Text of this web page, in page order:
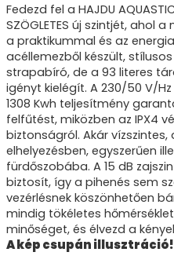
Fedezd fel a HAJDU AQUASTIC
SZÖGLETES új szintjét, ahol
a praktikummal és az
acéllemezből készült,
strapabíró, de a 93 literes
igényt kielégít. A 230/50 V/
1308 Kwh teljesítmény
felfűtést, miközben az IPX4
biztonságról. Akár
elhelyezésben, egyszerűen
fürdőszobába. A 15 dB
biztosít, így a pihenés sem
vezérlésnek köszönhetően
mindig tökéletes
minőséget, és élvezd a
A kép csupán illusztráció!